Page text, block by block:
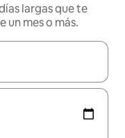
largas que te
un mes o más.
navega con las